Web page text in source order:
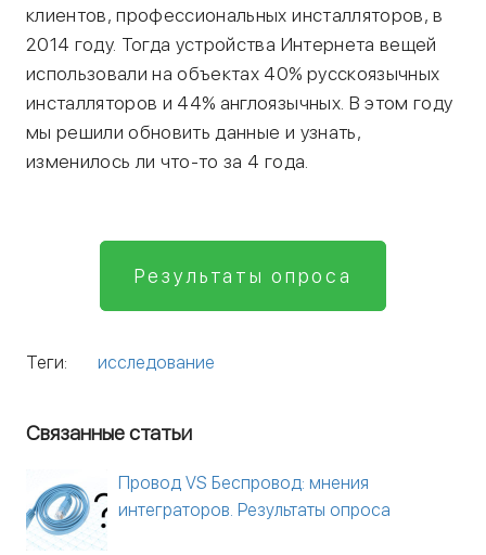
клиентов, профессиональных инсталляторов, в
2014 году. Тогда устройства Интернета вещей
использовали на объектах 40% русскоязычных
инсталляторов и 44% англоязычных. В этом году
мы решили обновить данные и узнать,
изменилось ли что-то за 4 года.
Результаты опроса
Теги: исследование
Связанные статьи
Провод VS Беспровод: мнения
интеграторов. Результаты опроса